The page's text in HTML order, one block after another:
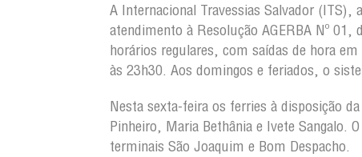
A Internacional Travessias Salvador
atendimento à Resolução AGERBA Nº
horários regulares, com saídas de hora
às 23h30. Aos domingos e feriados, o
Nesta sexta-feira os ferries à disposição
Pinheiro, Maria Bethânia e Ivete Sangalo.
terminais São Joaquim e Bom Despacho.